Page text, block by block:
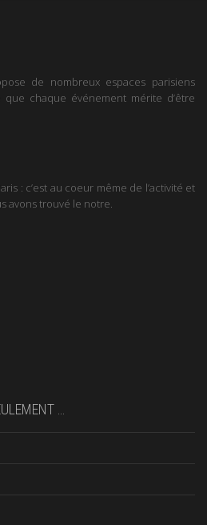
de nombreux espaces parisiens
chaque événement mérite d’être
: c’est au coeur même de l’activité et
avons trouvé le notre.
…